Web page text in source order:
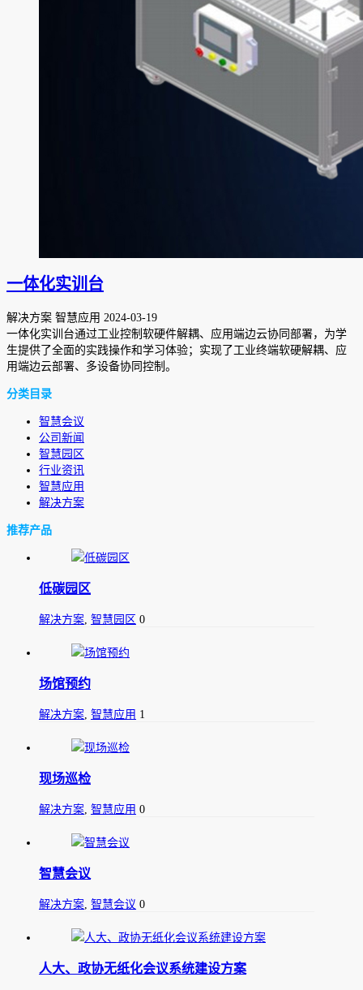
一体化实训台
解决方案 智慧应用 2024-03-19
一体化实训台通过工业控制软硬件解耦、应用端边云协同部署，为学
生提供了全面的实践操作和学习体验；实现了工业终端软硬解耦、应
用端边云部署、多设备协同控制。
分类目录
智慧会议
公司新闻
智慧园区
行业资讯
智慧应用
解决方案
推荐产品
低碳园区
解决方案 智慧园区 0
场馆预约
解决方案 智慧应用 1
现场巡检
解决方案 智慧应用 0
智慧会议
解决方案 智慧会议 0
人大、政协无纸化会议系统建设方案